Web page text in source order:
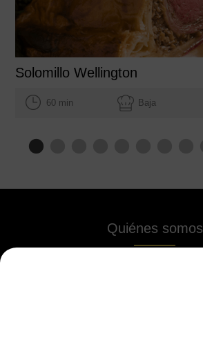
Solomillo Wellington
60 min Baja
Quiénes somos